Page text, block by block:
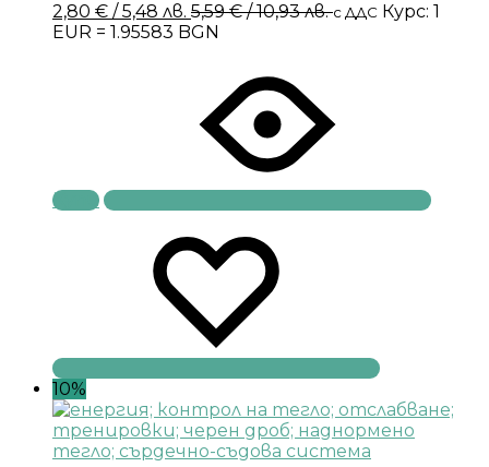
2,80 € / 5,48 лв. 5,59€/ 10,93 лв.с ДДС Курс: 1
EUR = 1.95583 BGN
Купи
10%